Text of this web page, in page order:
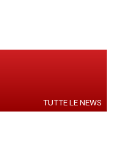
TUTTE LE NEWS